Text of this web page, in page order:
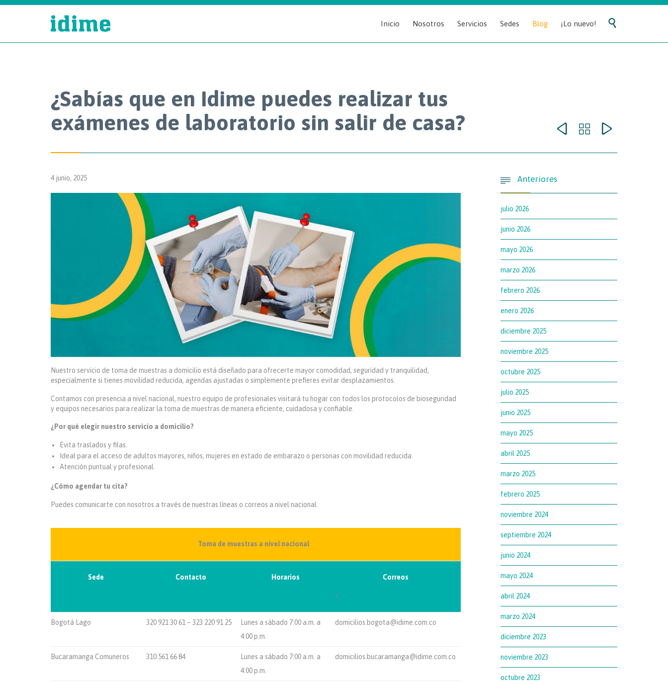
Skip
to
Inicio Nosotros Servicios Sedes Blog ¡Lo nuevo! 
¿Sabías que en Idime puedes realizar tus
exámenes de laboratorio sin salir de casa?
  
4 junio, 2025
Nuestro servicio de toma de muestras a domicilio está diseñado para ofrecerte mayor comodidad, seguridad y tranquilidad,
especialmente si tienes movilidad reducida, agendas ajustadas o simplemente prefieres evitar desplazamientos.
Contamos con presencia a nivel nacional, nuestro equipo de profesionales visitará tu hogar con todos los protocolos de bioseguridad
y equipos necesarios para realizar la toma de muestras de manera eficiente, cuidadosa y confiable.
¿Por qué elegir nuestro servicio a domicilio?
Evita traslados y filas.
Ideal para el acceso de adultos mayores, niños, mujeres en estado de embarazo o personas con movilidad reducida.
Atención puntual y profesional.
¿Cómo agendar tu cita?
Puedes comunicarte con nosotros a través de nuestras líneas o correos a nivel nacional.
Toma de muestras a nivel nacional
Sede Contacto Horarios Correos
<
Bogotá Lago 320 921 30 61 – 323 220 91 25
Lunes a sábado 7:00 a.m. a
4:00 p.m.
domicilios.bogota@idime.com.co
Bucaramanga Comuneros 310 561 66 84
Lunes a sábado 7:00 a.m. a
4:00 p.m.
domicilios.bucaramanga@idime.com.co
 Anteriores
julio 2026
junio 2026
mayo 2026
marzo 2026
febrero 2026
enero 2026
diciembre 2025
noviembre 2025
octubre 2025
julio 2025
junio 2025
mayo 2025
abril 2025
marzo 2025
febrero 2025
noviembre 2024
septiembre 2024
junio 2024
mayo 2024
abril 2024
marzo 2024
diciembre 2023
noviembre 2023
octubre 2023